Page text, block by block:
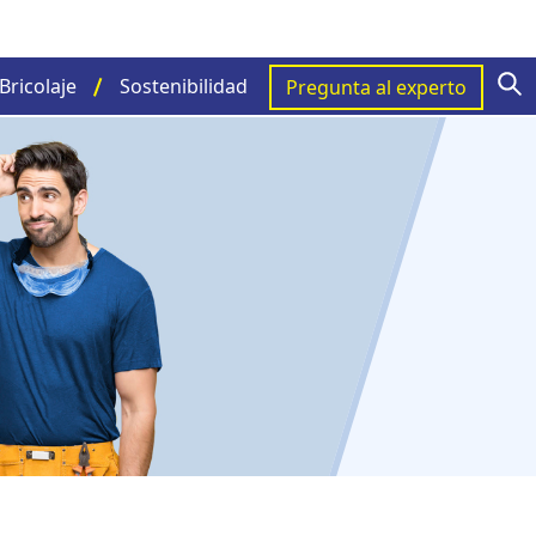
Bricolaje Sostenibilidad Pregunta al experto